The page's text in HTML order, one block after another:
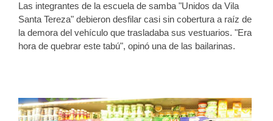
Las integrantes de la escuela de samba "Unidos da Vila
Santa Tereza" debieron desfilar casi sin cobertura a raíz de
la demora del vehículo que trasladaba sus vestuarios. "Era
hora de quebrar este tabú", opinó una de las bailarinas.